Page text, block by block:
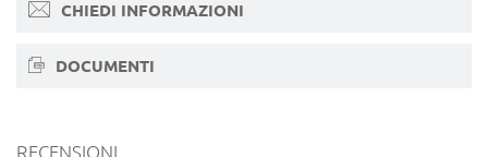
CHIEDI INFORMAZIONI
DOCUMENTI
RECENSIONI